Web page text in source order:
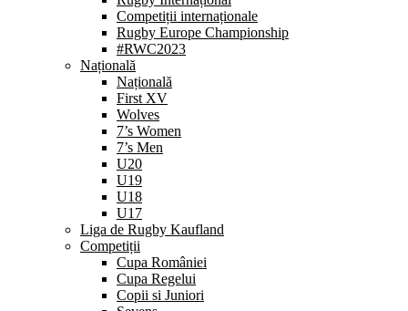
Competiții internaționale
Rugby Europe Championship
#RWC2023
Națională
Națională
First XV
Wolves
7’s Women
7’s Men
U20
U19
U18
U17
Liga de Rugby Kaufland
Competiții
Cupa României
Cupa Regelui
Copii si Juniori